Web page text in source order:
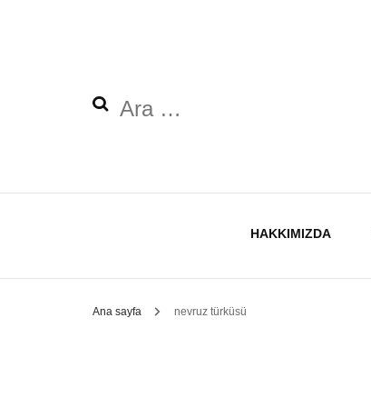
Arama:
HAKKIMIZDA
Ana sayfa nevruz türküsü